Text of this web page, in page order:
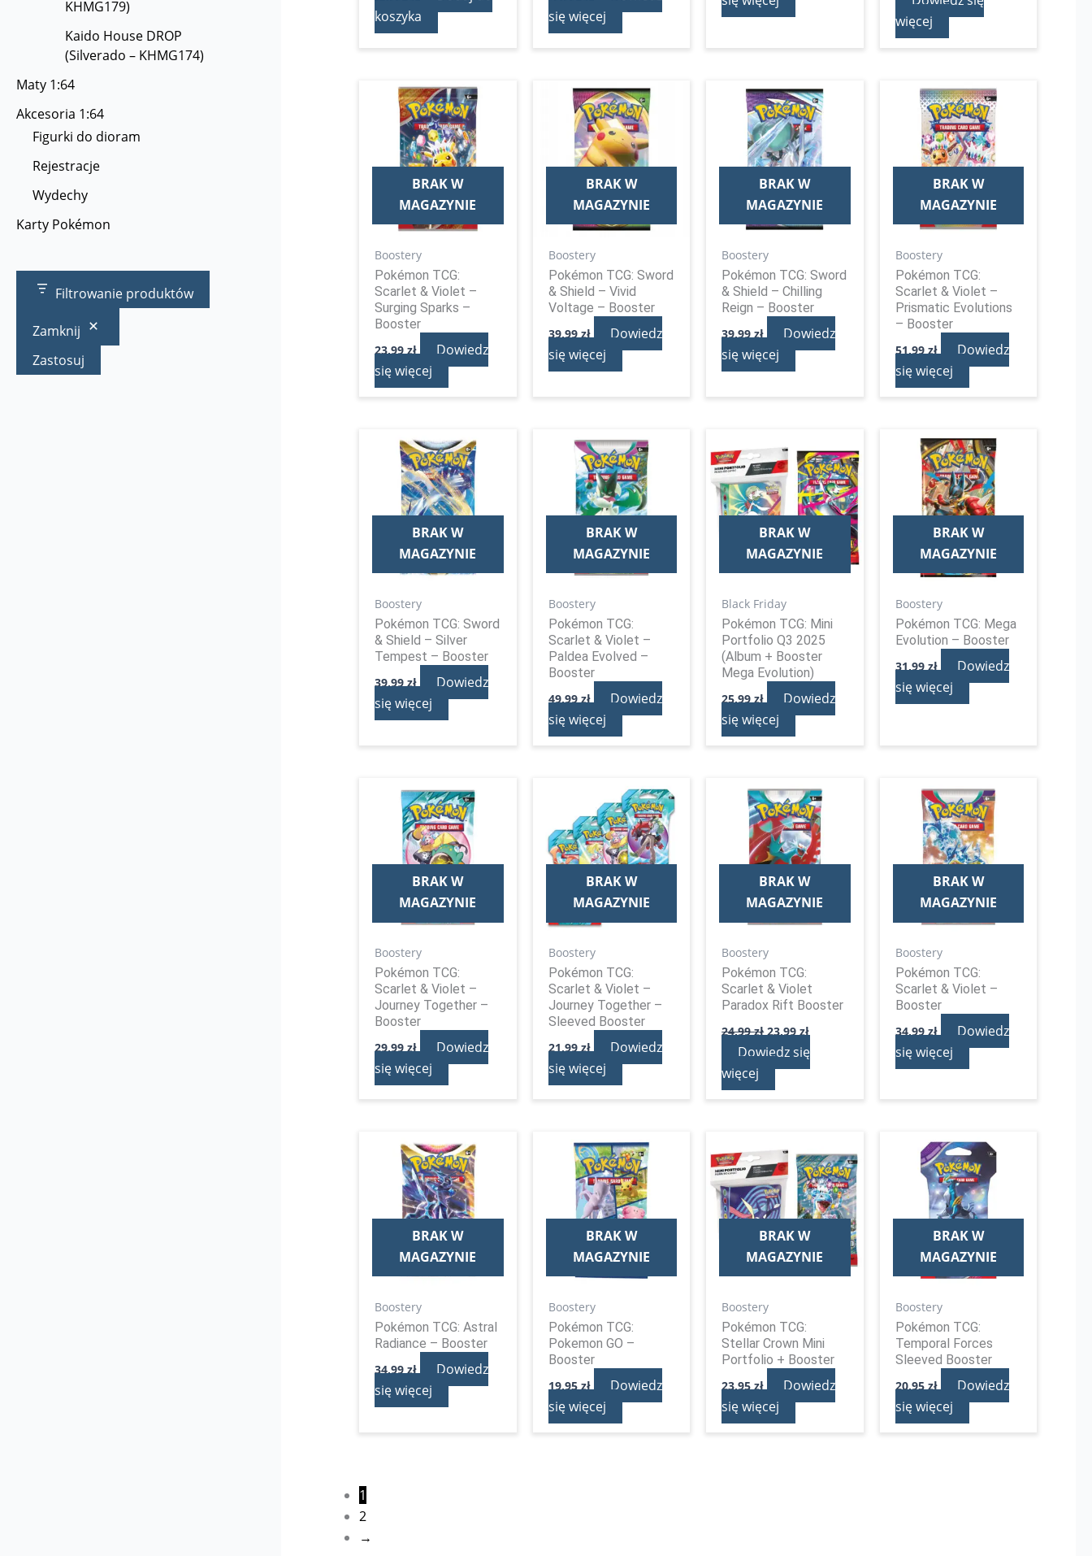
KHMG179)
Kaido House DROP
(Silverado – KHMG174)
Maty 1:64
Akcesoria 1:64
Figurki do dioram
Rejestracje
Wydechy
Karty Pokémon
Filtrowanie produktów
Zamknij
Zastosuj
koszyka
się więcej
więcej
BRAK W
MAGAZYNIE
Boostery
Pokémon TCG:
Scarlet & Violet –
Surging Sparks –
Booster
23,99zł
Dowiedz
się więcej
BRAK W
MAGAZYNIE
Boostery
Pokémon TCG: Sword
& Shield – Vivid
Voltage – Booster
39,99 zł
Dowiedz
się więcej
BRAK W
MAGAZYNIE
Boostery
Pokémon TCG: Sword
& Shield – Chilling
Reign – Booster
39,99zł
Dowiedz
się więcej
BRAK W
MAGAZYNIE
Boostery
Pokémon TCG:
Scarlet & Violet –
Prismatic Evolutions
– Booster
51,99 zł
Dowiedz
się więcej
BRAK W
MAGAZYNIE
Boostery
Pokémon TCG: Sword
& Shield – Silver
Tempest – Booster
39,99zł
Dowiedz
się więcej
BRAK W
MAGAZYNIE
Boostery
Pokémon TCG:
Scarlet & Violet –
Paldea Evolved –
Booster
49,99zł
Dowiedz
się więcej
BRAK W
MAGAZYNIE
Black Friday
Pokémon TCG: Mini
Portfolio Q3 2025
(Album + Booster
Mega Evolution)
25,99zł
Dowiedz
się więcej
BRAK W
MAGAZYNIE
Boostery
Pokémon TCG: Mega
Evolution – Booster
31,99zł
Dowiedz
się więcej
BRAK W
MAGAZYNIE
Boostery
Pokémon TCG:
Scarlet & Violet –
Journey Together –
Booster
29,99zł
Dowiedz
się więcej
BRAK W
MAGAZYNIE
Boostery
Pokémon TCG:
Scarlet & Violet –
Journey Together –
Sleeved Booster
21,99zł
Dowiedz
się więcej
BRAK W
MAGAZYNIE
Boostery
Pokémon TCG:
Scarlet & Violet
Paradox Rift Booster
24,99zł
cena
wynosiła:
24,99 zł.
23,99zł
cena
wynosi:
23,99 zł.
Dowiedz się
więcej
BRAK W
MAGAZYNIE
Boostery
Pokémon TCG:
Scarlet & Violet –
Booster
34,99zł
Dowiedz
się więcej
BRAK W
MAGAZYNIE
Boostery
Pokémon TCG: Astral
Radiance – Booster
34,99zł
Dowiedz
się więcej
BRAK W
MAGAZYNIE
Boostery
Pokémon TCG:
Pokemon GO –
Booster
19,95 zł
Dowiedz
się więcej
BRAK W
MAGAZYNIE
Boostery
Pokémon TCG:
Stellar Crown Mini
Portfolio + Booster
23,95zł
Dowiedz
się więcej
BRAK W
MAGAZYNIE
Boostery
Pokémon TCG:
Temporal Forces
Sleeved Booster
20,95 zł
Dowiedz
się więcej
1
2
→